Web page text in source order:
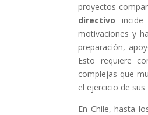
proyectos
directivo
motivaciones y
preparación,
Esto requiere
complejas que
el ejercicio de
En Chile, hasta